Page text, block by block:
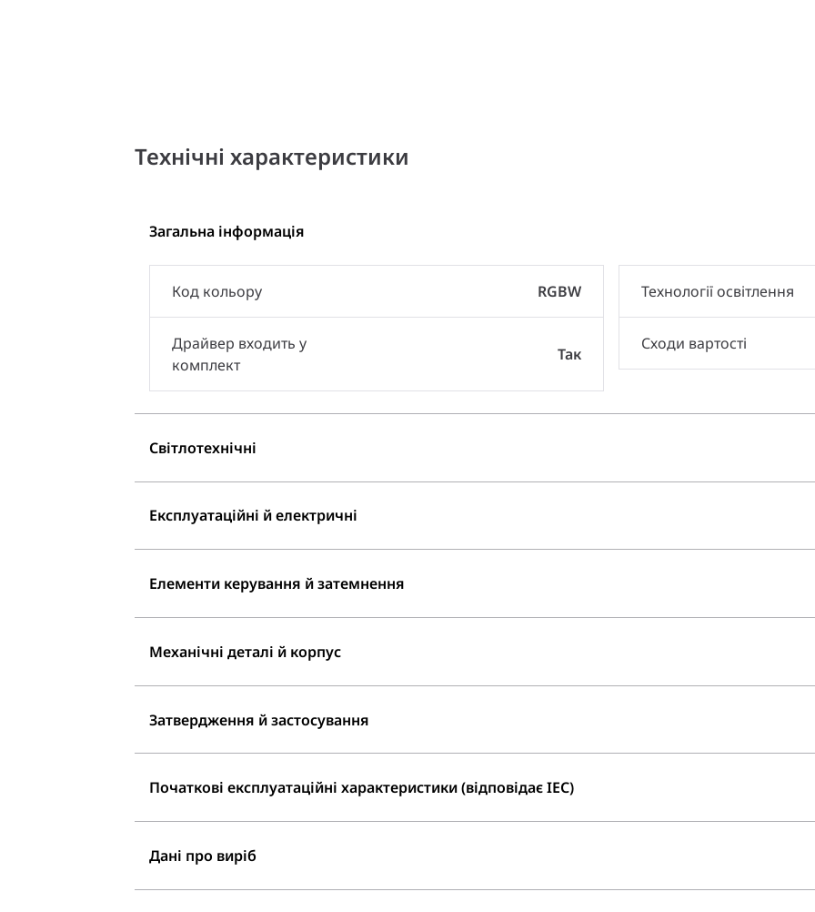
Технічні характеристики
Загальна інформація
Код кольору RGBW
Драйвер входить у
комплект
Так
Технології освітлення
Сходи вартості
Світлотехнічні
Експлуатаційні й електричні
Елементи керування й затемнення
Механічні деталі й корпус
Затвердження й застосування
Початкові експлуатаційні характеристики (відповідає IEC)
Дані про виріб